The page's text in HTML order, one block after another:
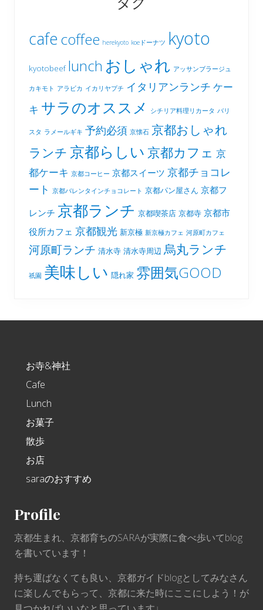
cafe coffee herekyoto koeドーナツ kyoto
kyotobeef lunch おしゃれ アッサンブラージュ
カキモト アラビカ イカリヤプチ イタリアンランチ ケー
キ サラのオススメ シチリア料理リカータ バリ
スタ ラメールギキ 予約必須 京懐石 京都おしゃれ
ランチ 京都らしい 京都カフェ 京
都ケーキ 京都コーヒー 京都スイーツ 京都チョコレ
ート 京都バレンタインチョコレート 京都パン屋さん 京都フ
レンチ 京都ランチ 京都喫茶店 京都寺 京都市
役所カフェ 京都観光 新京極 新京極カフェ 河原町カフェ
河原町ランチ 清水寺 清水寺周辺 烏丸ランチ
祇園 美味しい 隠れ家 雰囲気GOOD
お寺&神社
Cafe
Lunch
お菓子
散歩
お店
saraのおすすめ
Profile
京都生まれ、京都育ちのSARAが実際に食べ歩いてblog
を書いています！
持ち運ばなくても良い、京都ガイドblogとしてみなさん
に楽しんでもらって、京都に来た時にここにしよう！が